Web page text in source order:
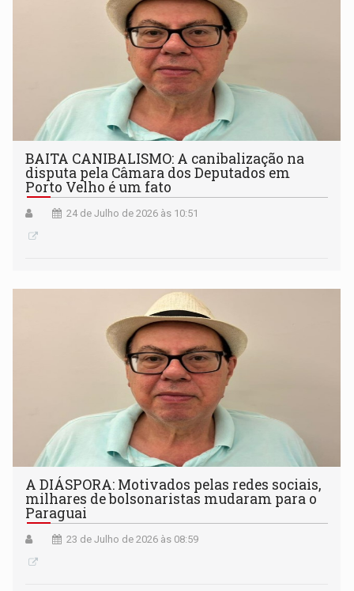
BAITA CANIBALISMO: A canibalização na
disputa pela Câmara dos Deputados em
Porto Velho é um fato
24 de Julho de 2026 às 10:51
A DIÁSPORA: Motivados pelas redes sociais,
milhares de bolsonaristas mudaram para o
Paraguai
23 de Julho de 2026 às 08:59